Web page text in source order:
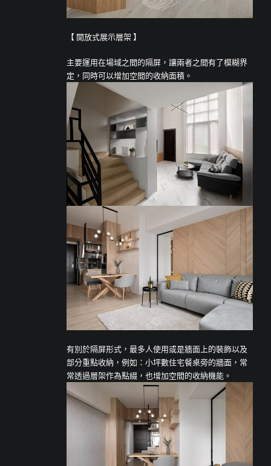
【 開放式展示層架 】
主要運用在場域之間的隔屏，讓兩者之間有了模糊界
定，同時可以增加空間的收納面積。
有別於隔屏形式，最多人使用或是牆面上的裝飾以及
部分重點收納，例如：小坪數住宅餐桌旁的牆面，常
常透過層架作為點綴，也增加空間的收納機能。